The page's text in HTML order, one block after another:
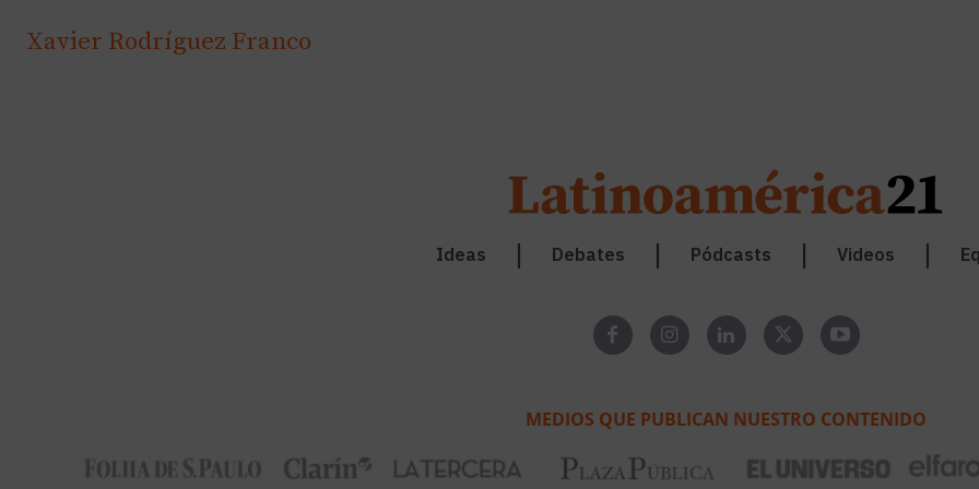
Xavier Rodríguez Franco
Ideas Debates Pódcasts Videos
MEDIOS QUE PUBLICAN NUESTRO CONTENIDO